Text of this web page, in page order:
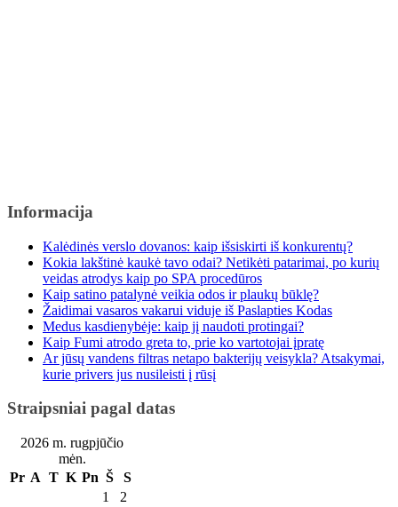
Informacija
Kalėdinės verslo dovanos: kaip išsiskirti iš konkurentų?
Kokia lakštinė kaukė tavo odai? Netikėti patarimai, po kurių
veidas atrodys kaip po SPA procedūros
Kaip satino patalynė veikia odos ir plaukų būklę?
Žaidimai vasaros vakarui viduje iš Paslapties Kodas
Medus kasdienybėje: kaip jį naudoti protingai?
Kaip Fumi atrodo greta to, prie ko vartotojai įpratę
Ar jūsų vandens filtras netapo bakterijų veisykla? Atsakymai,
kurie privers jus nusileisti į rūsį
Straipsniai pagal datas
2026 m. rugpjūčio
mėn.
Pr A T K Pn Š
S
1
2